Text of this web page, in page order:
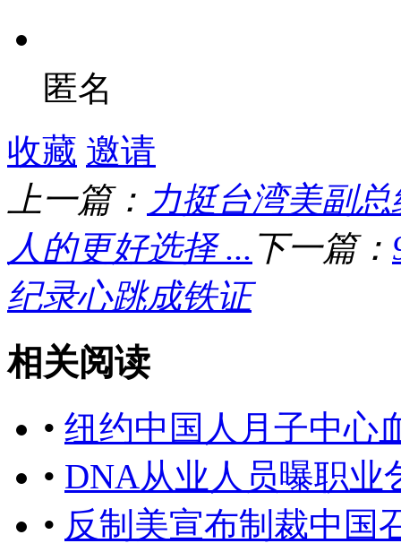
匿名
收藏 邀请
上一篇： 力挺台湾美副
人的更好选择 ... 下一篇：
纪录心跳成铁证
相关阅读
• 纽约中国人月子中心
• DNA从业人员曝职业
• 反制美宣布制裁中国